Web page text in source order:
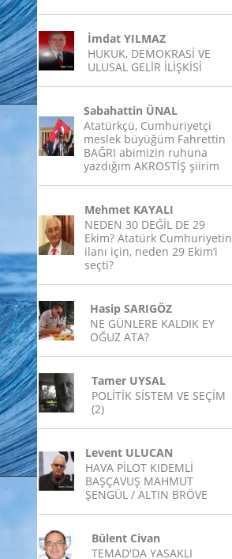
İmdat YILMAZ
HUKUK, DEMOKRASİ VE
ULUSAL GELİR İLİŞKİSİ
Sabahattin ÜNAL
Atatürkçü, Cumhuriyetçi
meslek büyüğüm Fahrettin
BAĞRI abimizin ruhuna
yazdığım AKROSTİŞ şiirim
Mehmet KAYALI
NEDEN 30 DEĞİL DE 29
Ekim? Atatürk Cumhuriyetin
ilanı için, neden 29 Ekim’i
seçti?
Hasip SARIGÖZ
NE GÜNLERE KALDIK EY
OĞUZ ATA?
Tamer UYSAL
POLİTİK SİSTEM VE SEÇİM
(2)
Levent ULUCAN
HAVA PİLOT KIDEMLİ
BAŞÇAVUŞ MAHMUT
ŞENGÜL / ALTIN BRÖVE
Bülent Civan
TEMAD'DA YASAKLI